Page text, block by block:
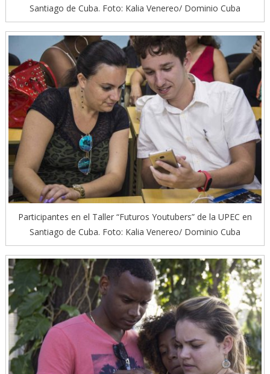
Santiago de Cuba. Foto: Kalia Venereo/ Dominio Cuba
Participantes en el Taller “Futuros Youtubers” de la UPEC en
Santiago de Cuba. Foto: Kalia Venereo/ Dominio Cuba